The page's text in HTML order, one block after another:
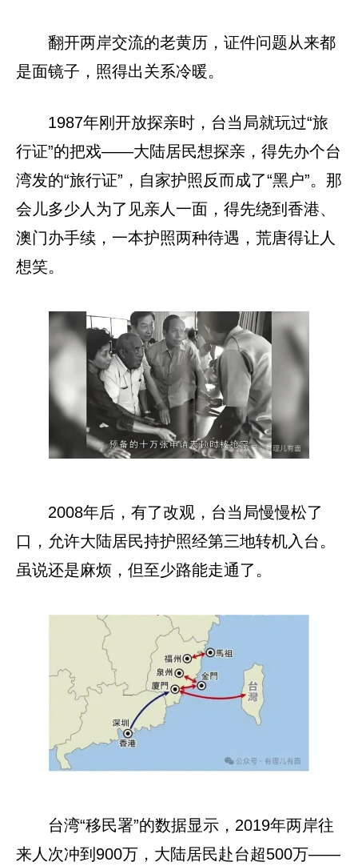
翻开两岸交流的老黄历，证件问题从来都
是面镜子，照得出关系冷暖。
1987年刚开放探亲时，台当局就玩过“旅
行证”的把戏——大陆居民想探亲，得先办个台
湾发的“旅行证”，自家护照反而成了“黑户”。那
会儿多少人为了见亲人一面，得先绕到香港、
澳门办手续，一本护照两种待遇，荒唐得让人
想笑。
2008年后，有了改观，台当局慢慢松了
口，允许大陆居民持护照经第三地转机入台。
虽说还是麻烦，但至少路能走通了。
台湾“移民署”的数据显示，2019年两岸往
来人次冲到900万，大陆居民赴台超500万——